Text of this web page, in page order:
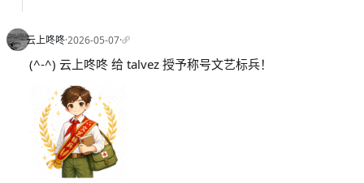
云上咚咚·2026-05-07·
(^-^) 云上咚咚 给 talvez 授予称号文艺标兵！